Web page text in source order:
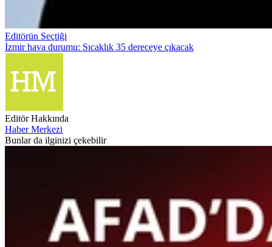
Editörün Seçtiği
İzmir hava durumu: Sıcaklık 35 dereceye çıkacak
Editör Hakkında
Haber Merkezi
Bunlar da ilginizi çekebilir